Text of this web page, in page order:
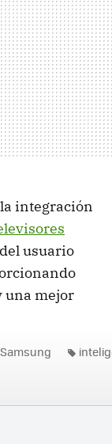
integración
usuario
una mejor
Samsung